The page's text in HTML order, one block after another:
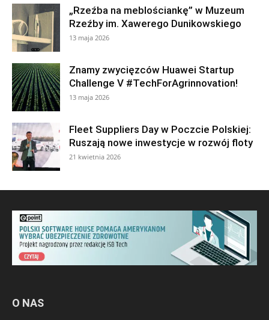
„Rzeźba na meblościankę” w Muzeum
Rzeźby im. Xawerego Dunikowskiego
13 maja 2026
Znamy zwycięzców Huawei Startup
Challenge V #TechForAgrinnovation!
13 maja 2026
Fleet Suppliers Day w Poczcie Polskiej:
Ruszają nowe inwestycje w rozwój floty
21 kwietnia 2026
O NAS